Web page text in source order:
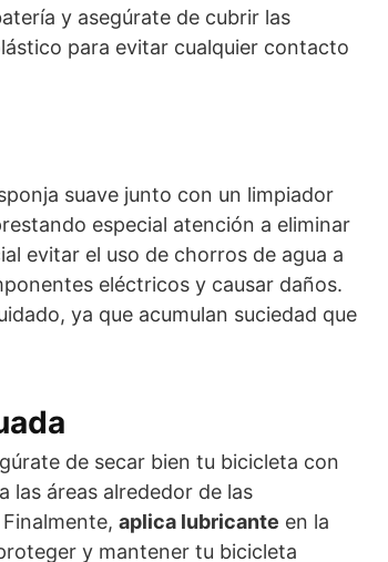
y asegúrate de cubrir las
para evitar cualquier contacto
suave junto con un limpiador
especial atención a eliminar
evitar el uso de chorros de agua a
eléctricos y causar daños.
ya que acumulan suciedad que
de secar bien tu bicicleta con
las áreas alrededor de las
aplica lubricante en la
y mantener tu bicicleta